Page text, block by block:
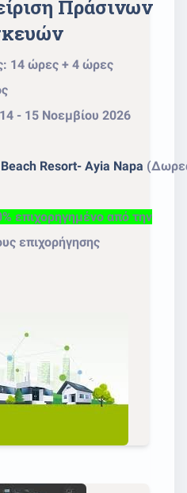
Πράσινων
14 ώρες + 4 ώρες
- 15 Νοεμβίου 2026
Beach Resort- Ayia Napa
επιχορηγημένο από την
επιχορήγησης